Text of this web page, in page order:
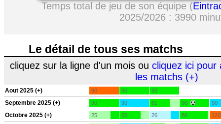
Temps total de jeu de son équipe (
2025/2026 : 3990
Le détail de tous ses matchs
cliquez sur la ligne d'un mois ou cliquez ici pour
les matchs (+)
Aout 2025 (+) 90 90 90
Septembre 2025 (+) 90 90 61 90 90
Octobre 2025 (+) 25 65 26 86 120